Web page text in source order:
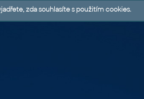
zda souhlasíte s použitím cookies.